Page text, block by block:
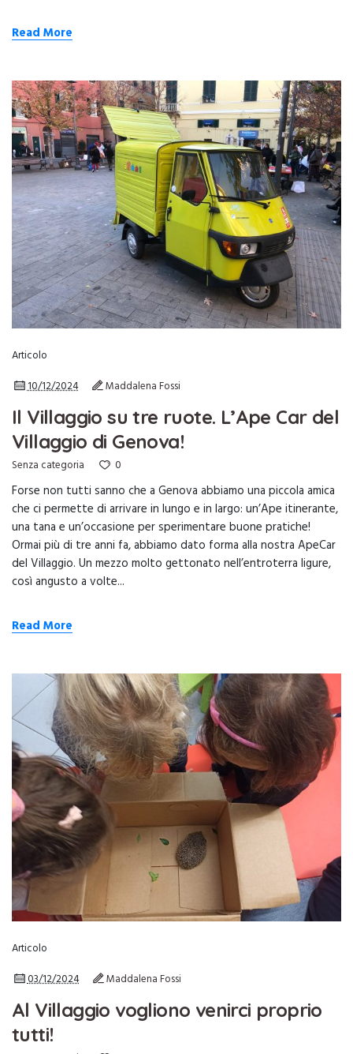
Read More
Articolo
10/12/2024
Maddalena Fossi
Il Villaggio su tre ruote. L’Ape Car del
Villaggio di Genova!
Senza categoria 0
Forse non tutti sanno che a Genova abbiamo una piccola amica
che ci permette di arrivare in lungo e in largo: un’Ape itinerante,
una tana e un’occasione per sperimentare buone pratiche!
Ormai più di tre anni fa, abbiamo dato forma alla nostra ApeCar
del Villaggio. Un mezzo molto gettonato nell’entroterra ligure,
così angusto a volte...
Read More
Articolo
03/12/2024
Maddalena Fossi
Al Villaggio vogliono venirci proprio
tutti!